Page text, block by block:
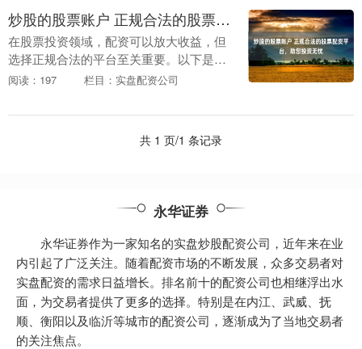
炒股的股票账户 正规合法的股票配资平台，助您投资无忧
在股票投资领域，配资可以放大收益，但
选择正规合法的平台至关重要。以下是一
些正规合法的股票配资平台，助您投资无
作，这意味着投....
阅读：197 栏目：实盘配资公司
共 1 页/1 条记录
永华证券
永华证券作为一家知名的实盘炒股配资公司，近年来在业
内引起了广泛关注。随着配资市场的不断发展，众多交易者对
实盘配资的需求日益增长。排名前十的配资公司也相继浮出水
面，为交易者提供了更多的选择。特别是在内江、武威、抚
顺、衡阳以及临沂等城市的配资公司，逐渐成为了当地交易者
的关注焦点。